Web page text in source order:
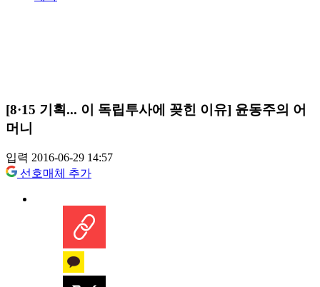
[8·15 기획... 이 독립투사에 꽂힌 이유] 윤동주의 어
머니
입력 2016-06-29 14:57
선호매체 추가